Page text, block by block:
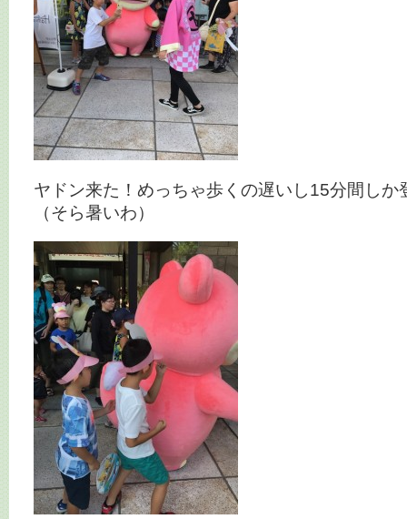
ヤドン来た！めっちゃ歩くの遅いし15分間し
（そら暑いわ）